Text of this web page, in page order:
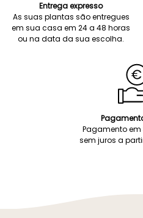
Entrega expresso
As suas plantas são entregues
em sua casa em 24 a 48 horas
ou na data da sua escolha.
Pagamento em
sem juros a